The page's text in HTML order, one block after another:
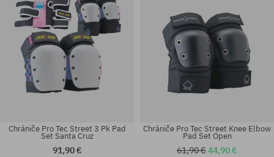
Chrániče Pro Tec Street 3 Pk Pad
Set Santa Cruz
91,90 €
Chrániče Pro Tec Street Knee Elbow
Pad Set Open
61,90 €44,90 €